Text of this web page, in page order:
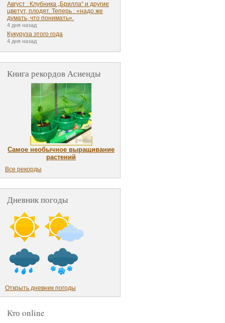
Август : Клубника „Брилла“ и другие
цветут, плодят. Теперь : «надо же
думать, что понимать».
4 дня назад
Кукуруза этого года
4 дня назад
Книга рекордов Асиенды
Самое необычное выращивание
растений
Все рекорды
Дневник погоды
Открыть дневник погоды
Кто online